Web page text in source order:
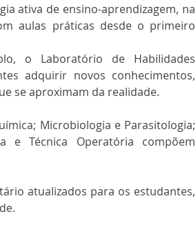
ativa de ensino-aprendizagem, na
aulas práticas desde o primeiro
o Laboratório de Habilidades
adquirir novos conhecimentos,
se aproximam da realidade.
Microbiologia e Parasitologia;
e Técnica Operatória compõem
atualizados para os estudantes,